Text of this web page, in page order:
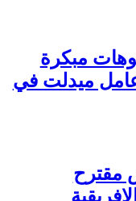
مبكرة
ميدلت في
مقترح